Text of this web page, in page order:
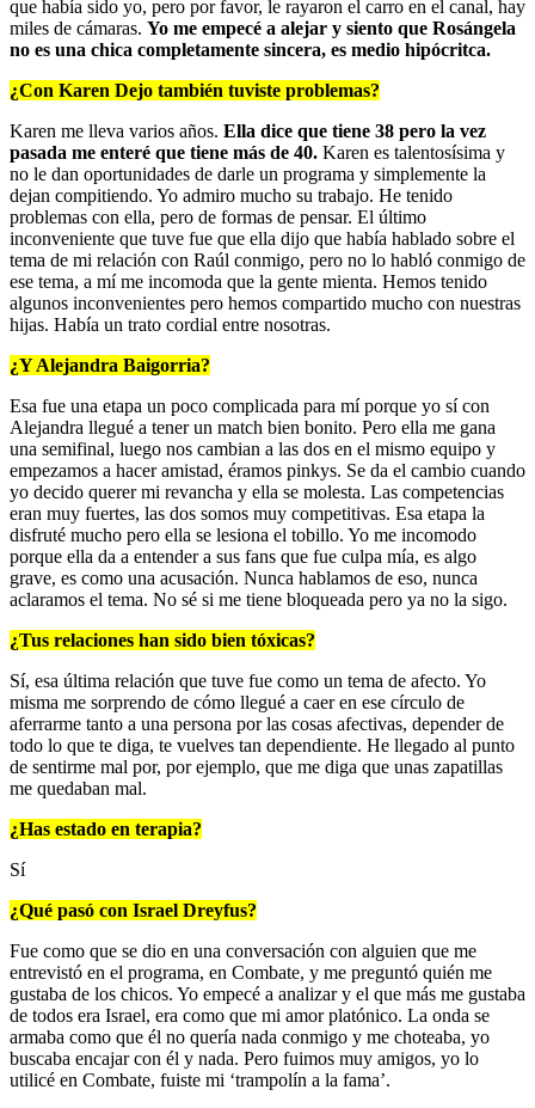
que había sido yo, pero por favor, le rayaron el carro en el canal, hay
miles de cámaras. Yo me empecé a alejar y siento que Rosángela
no es una chica completamente sincera, es medio hipócritca.
¿Con Karen Dejo también tuviste problemas?
Karen me lleva varios años. Ella dice que tiene 38 pero la vez
pasada me enteré que tiene más de 40. Karen es talentosísima y
no le dan oportunidades de darle un programa y simplemente la
dejan compitiendo. Yo admiro mucho su trabajo. He tenido
problemas con ella, pero de formas de pensar. El último
inconveniente que tuve fue que ella dijo que había hablado sobre el
tema de mi relación con Raúl conmigo, pero no lo habló conmigo de
ese tema, a mí me incomoda que la gente mienta. Hemos tenido
algunos inconvenientes pero hemos compartido mucho con nuestras
hijas. Había un trato cordial entre nosotras.
¿Y Alejandra Baigorria?
Esa fue una etapa un poco complicada para mí porque yo sí con
Alejandra llegué a tener un match bien bonito. Pero ella me gana
una semifinal, luego nos cambian a las dos en el mismo equipo y
empezamos a hacer amistad, éramos pinkys. Se da el cambio cuando
yo decido querer mi revancha y ella se molesta. Las competencias
eran muy fuertes, las dos somos muy competitivas. Esa etapa la
disfruté mucho pero ella se lesiona el tobillo. Yo me incomodo
porque ella da a entender a sus fans que fue culpa mía, es algo
grave, es como una acusación. Nunca hablamos de eso, nunca
aclaramos el tema. No sé si me tiene bloqueada pero ya no la sigo.
¿Tus relaciones han sido bien tóxicas?
Sí, esa última relación que tuve fue como un tema de afecto. Yo
misma me sorprendo de cómo llegué a caer en ese círculo de
aferrarme tanto a una persona por las cosas afectivas, depender de
todo lo que te diga, te vuelves tan dependiente. He llegado al punto
de sentirme mal por, por ejemplo, que me diga que unas zapatillas
me quedaban mal.
¿Has estado en terapia?
Sí
¿Qué pasó con Israel Dreyfus?
Fue como que se dio en una conversación con alguien que me
entrevistó en el programa, en Combate, y me preguntó quién me
gustaba de los chicos. Yo empecé a analizar y el que más me gustaba
de todos era Israel, era como que mi amor platónico. La onda se
armaba como que él no quería nada conmigo y me choteaba, yo
buscaba encajar con él y nada. Pero fuimos muy amigos, yo lo
utilicé en Combate, fuiste mi ‘trampolín a la fama’.